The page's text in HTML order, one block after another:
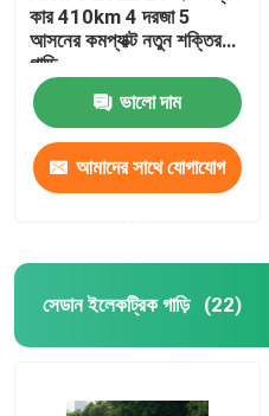
কার 410km 4 দরজা 5
আসনের কমপ্যাক্ট নতুন শক্তির
গাড়ি
ভালো দাম
আমাদের সাথে যোগাযোগ
সেডান ইলেকট্রিক গাড়ি (22)